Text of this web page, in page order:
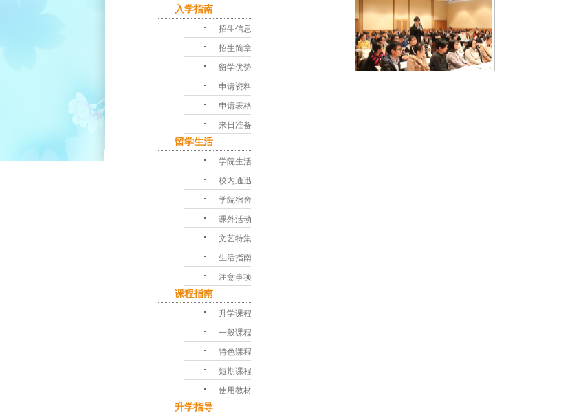
入学指南
･ 招生信息
･ 招生简章
･ 留学优势
･ 申请资料
･ 申请表格
･ 来日准备
留学生活
･ 学院生活
･ 校内通迅
･ 学院宿舍
･ 课外活动
･ 文艺特集
･ 生活指南
･ 注意事项
课程指南
･ 升学课程
･ 一般课程
･ 特色课程
･ 短期课程
･ 使用教材
升学指导